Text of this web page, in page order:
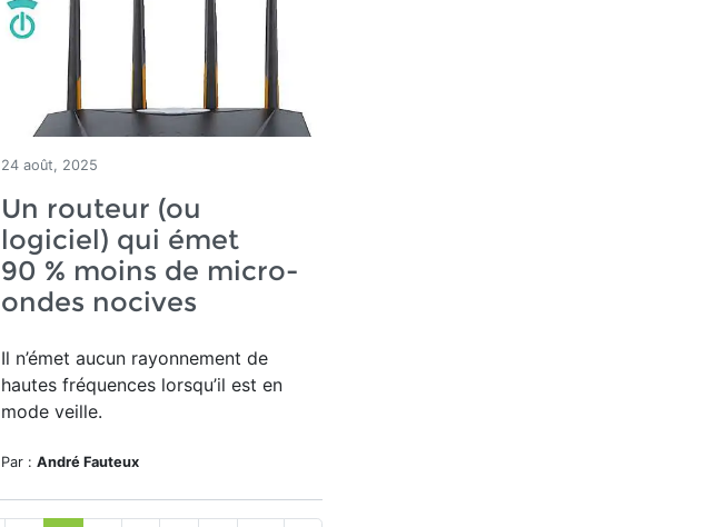
24 août, 2025
Un routeur (ou
logiciel) qui émet
90 % moins de micro-
ondes nocives
Il n’émet aucun rayonnement de
hautes fréquences lorsqu’il est en
mode veille.
Par : André Fauteux